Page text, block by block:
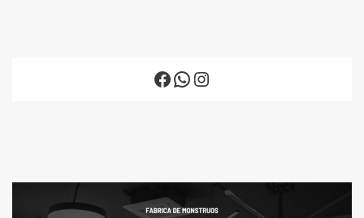
Facebook
WhatsApp
Instagram